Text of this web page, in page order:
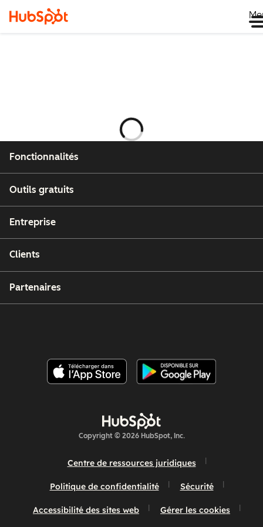
Chargement
en
Fonctionnalités
Outils gratuits
Entreprise
Clients
Partenaires
Copyright © 2026 HubSpot, Inc.
Centre de ressources juridiques
Politique de confidentialité Sécurité
Accessibilité des sites web Gérer les cookies